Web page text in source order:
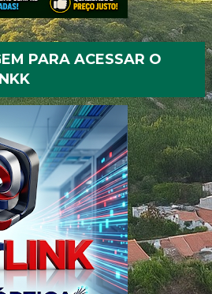
PARA ACESSAR O